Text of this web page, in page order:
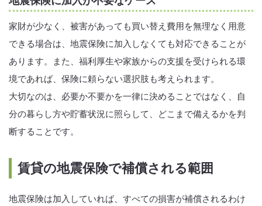
家財が少なく、被害があっても買い替え費用を無理なく用意
できる場合は、地震保険に加入しなくても対応できることが
あります。また、福利厚生や家族からの支援を受けられる環
境であれば、保険に頼らない選択肢も考えられます。
大切なのは、必要か不要かを一律に決めることではなく、自
分の暮らし方や貯蓄状況に照らして、どこまで備えるかを判
断することです。
賃貸の地震保険で補償される範囲
地震保険は加入していれば、すべての損害が補償されるわけ